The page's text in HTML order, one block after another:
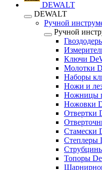
DEWALT
DEWALT
Ручной
Ручной
Ключи
Молотки
Наборы
Ножи и
Ножницы
Ножовки
Отвертки
Стамески
Степлеры
Топоры